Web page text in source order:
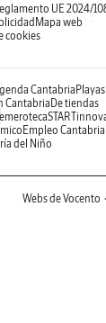
UE 2024/
Mapa web
cookies
CantabriaPlayas
CantabriaDe tiendas
Empleo Cantabria
del Niño
Webs de Vocento